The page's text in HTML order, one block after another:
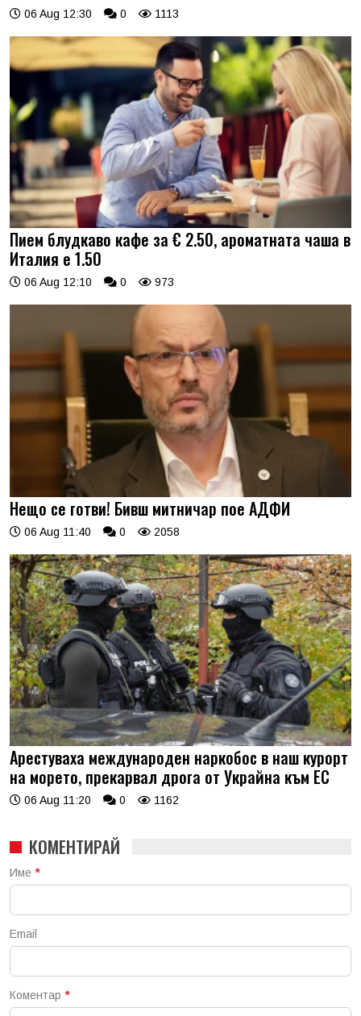
06 Aug 12:30 0 1113
Пием блудкаво кафе за € 2.50, ароматната чаша в
Италия е 1.50
06 Aug 12:10 0 973
Нещо се готви! Бивш митничар пое АДФИ
06 Aug 11:40 0 2058
Арестуваха международен наркобос в наш курорт
на морето, прекарвал дрога от Украйна към ЕС
06 Aug 11:20 0 1162
КОМЕНТИРАЙ
Име *
Email
Коментар *